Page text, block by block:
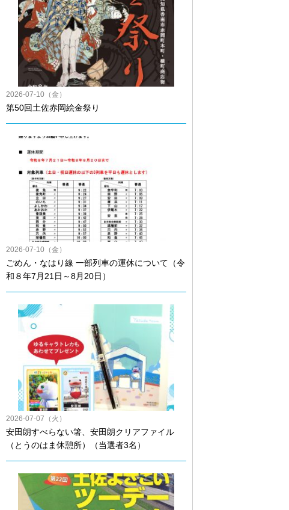
2026-07-10（金）
第50回土佐赤岡絵金祭り
2026-07-10（金）
ごめん・なはり線 一部列車の運休について（令
和８年7月21日～8月20日）
2026-07-07（火）
安田朗すべらない箸、安田朗クリアファイル
（とうのはま休憩所）（当選者3名）